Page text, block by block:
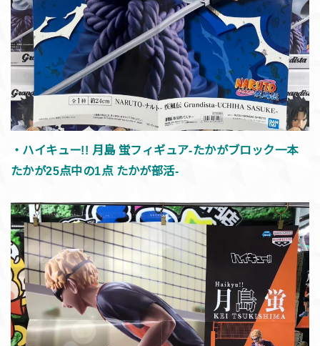
・ハイキュー!! 月島 蛍フィギュア-たかがブロック一本
たかが25点中の1点 たかが部活-